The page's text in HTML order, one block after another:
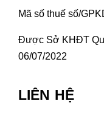
Mã số thuế số/
Được Sở KHĐT
06/07/2022
LIÊN HỆ